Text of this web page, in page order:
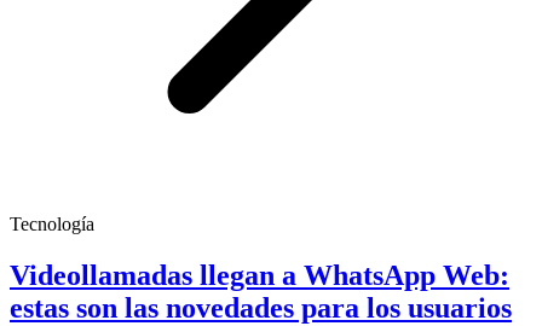
Tecnología
Videollamadas llegan a WhatsApp Web:
estas son las novedades para los usuarios